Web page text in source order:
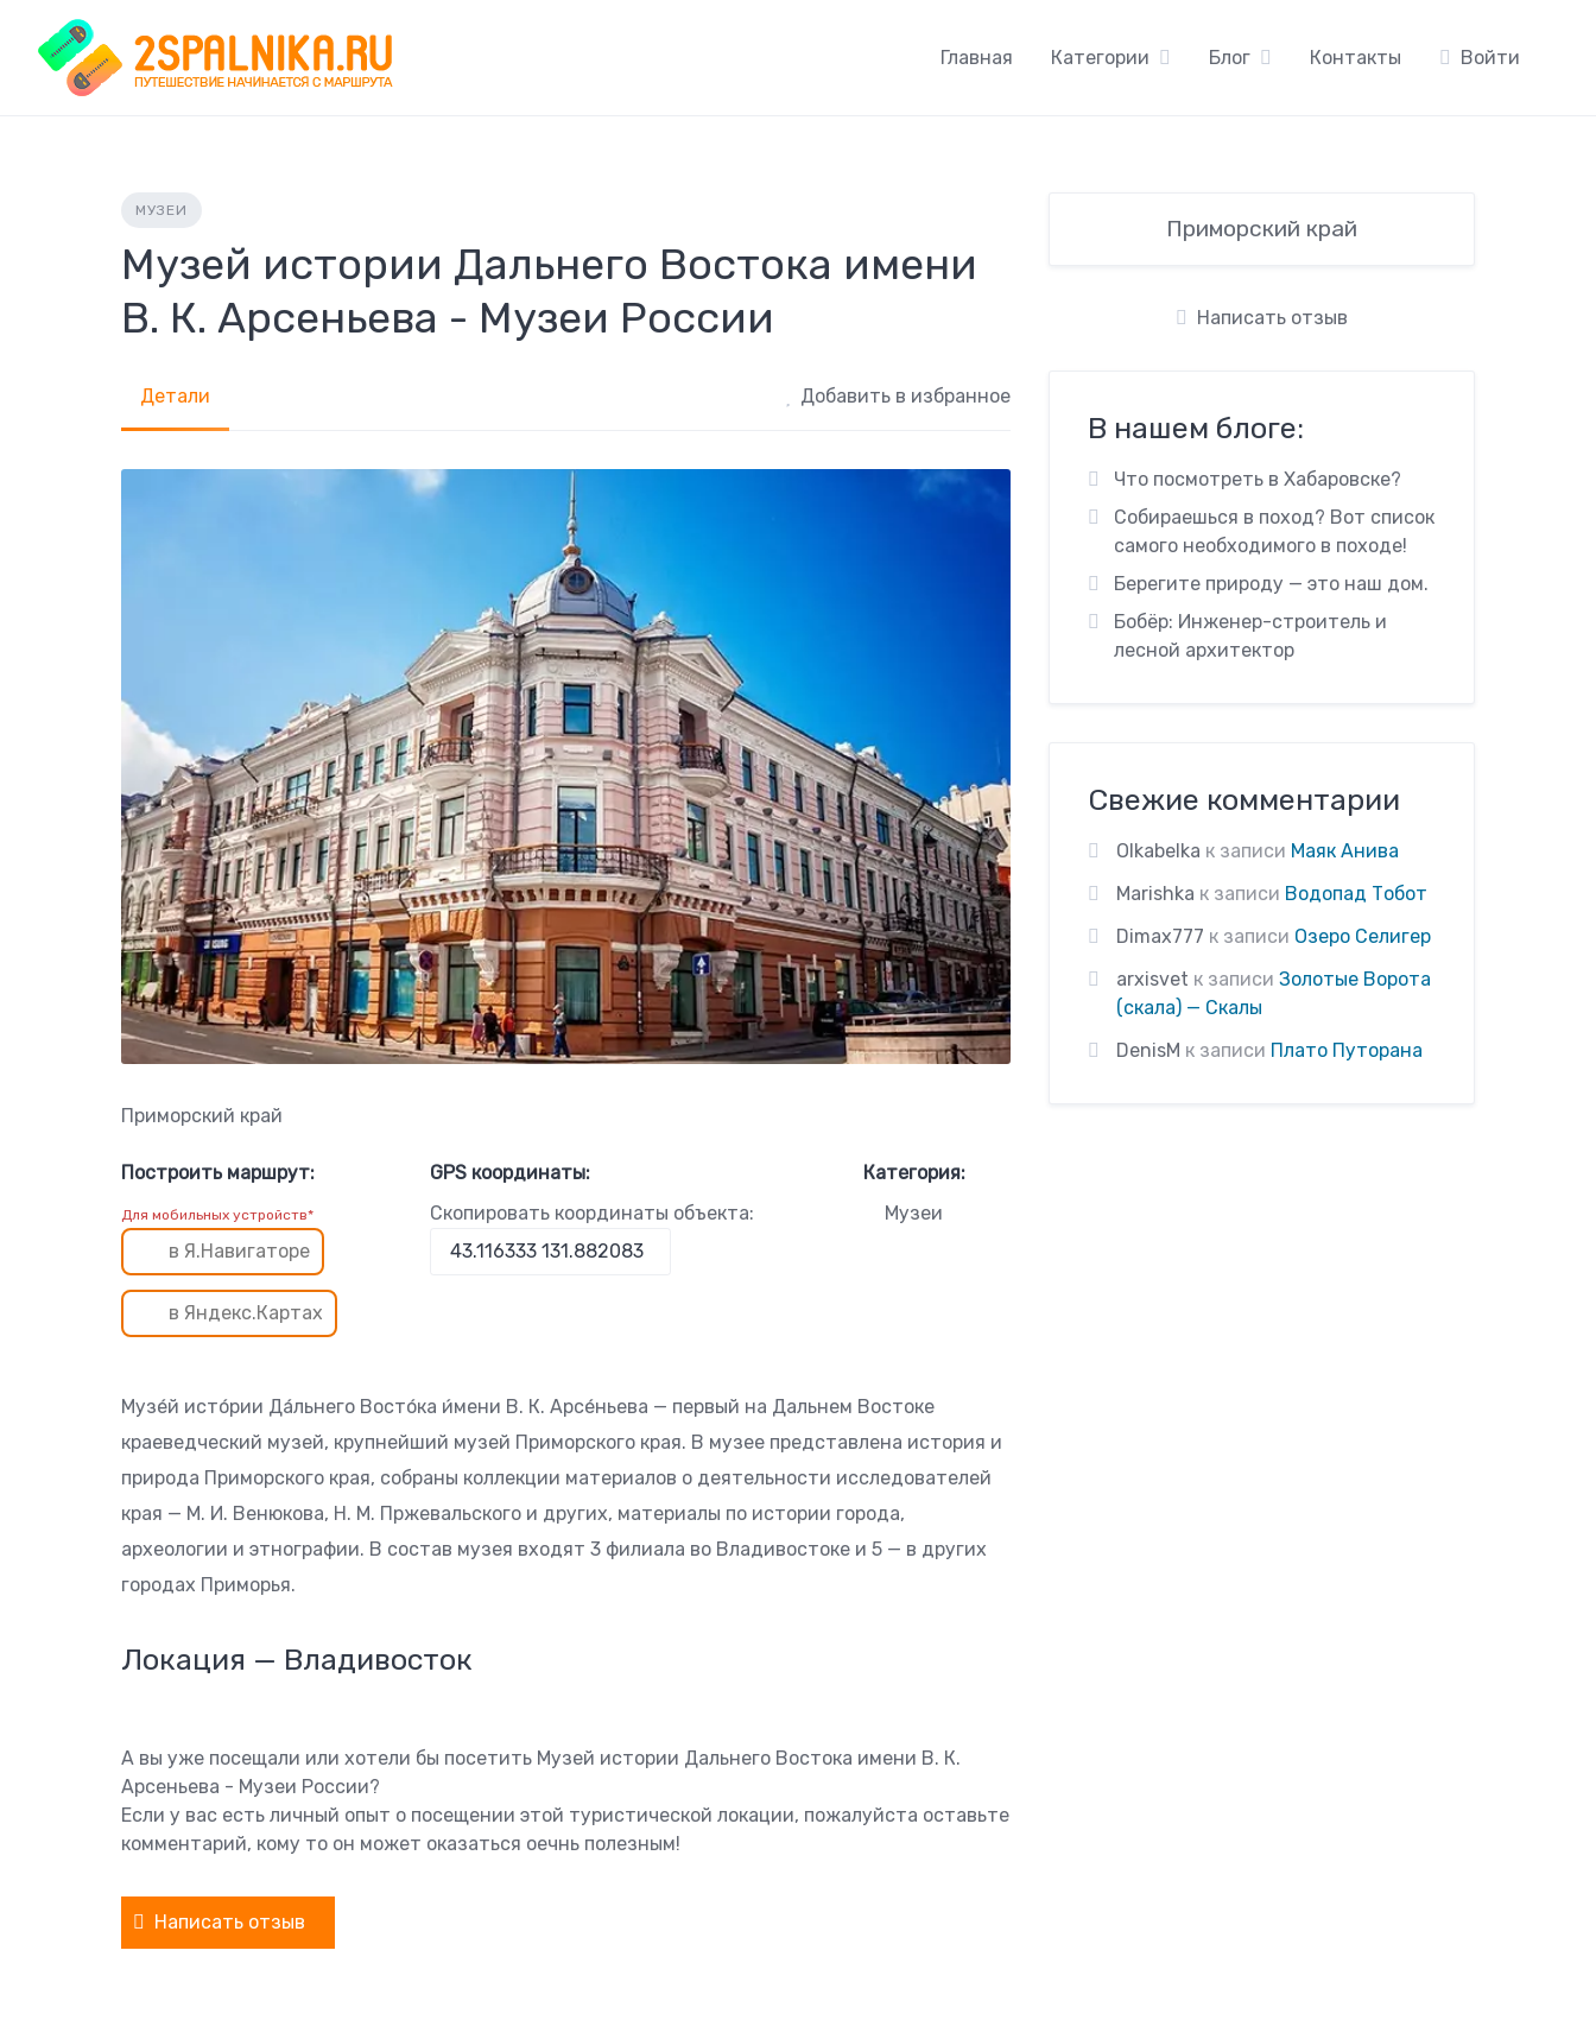
content
Главная Категории Блог Контакты Войти
МУЗЕИ
Музей истории Дальнего Востока имени
В. К. Арсеньева - Музеи России
Детали Добавить в избранное
Приморский край
Построить маршрут:
Для мобильных устройств*
в Я.Навигаторе
в Яндекс.Картах
GPS координаты:
Скопировать координаты объекта:
Категория:
Музеи
Музе́й исто́рии Да́льнего Восто́ка и́мени В. К. Арсе́ньева — первый на Дальнем Востоке
краеведческий музей, крупнейший музей Приморского края. В музее представлена история и
природа Приморского края, собраны коллекции материалов о деятельности исследователей
края — М. И. Венюкова, Н. М. Пржевальского и других, материалы по истории города,
археологии и этнографии. В состав музея входят 3 филиала во Владивостоке и 5 — в других
городах Приморья.
Локация — Владивосток
А вы уже посещали или хотели бы посетить Музей истории Дальнего Востока имени В. К.
Арсеньева - Музеи России?
Если у вас есть личный опыт о посещении этой туристической локации, пожалуйста оставьте
комментарий, кому то он может оказаться оечнь полезным!
Написать отзыв
Приморский край
Написать отзыв
В нашем блоге:
Что посмотреть в Хабаровске?
Собираешься в поход? Вот список
самого необходимого в походе!
Берегите природу — это наш дом.
Бобёр: Инженер-строитель и
лесной архитектор
Свежие комментарии
Olkabelka к записи Маяк Анива
Marishka к записи Водопад Тобот
Dimax777 к записи Озеро Селигер
arxisvet к записиЗолотые Ворота
(скала) — Скалы
DenisM к записи Плато Путорана